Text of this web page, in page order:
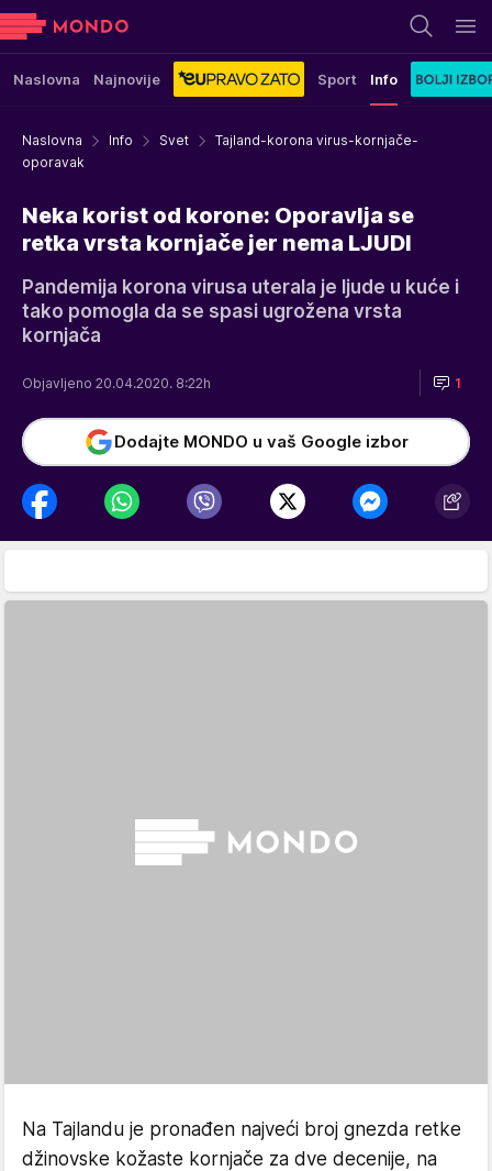
Naslovna Najnovije Sport Info
Naslovna Info Svet
Tajland-korona virus-kornjače-
oporavak
Neka korist od korone: Oporavlja se
retka vrsta kornjače jer nema LJUDI
Pandemija korona virusa uterala je ljude u kuće i
tako pomogla da se spasi ugrožena vrsta
kornjača
Objavljeno 20.04.2020. 8:22h 1
Dodajte MONDO u vaš Google izbor
Na Tajlandu je pronađen najveći broj gnezda retke
džinovske kožaste kornjače za dve decenije, na